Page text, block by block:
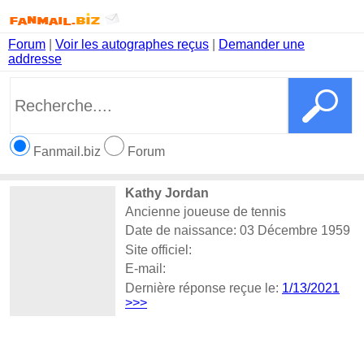
Forum Voir les autographes reçus
Demander une
addresse
Fanmail.biz Forum
Kathy Jordan
Ancienne joueuse de tennis
Date de naissance: 03 Décembre 1959
Site officiel:
E-mail:
Dernière réponse reçue le: 1/13/2021
>>>